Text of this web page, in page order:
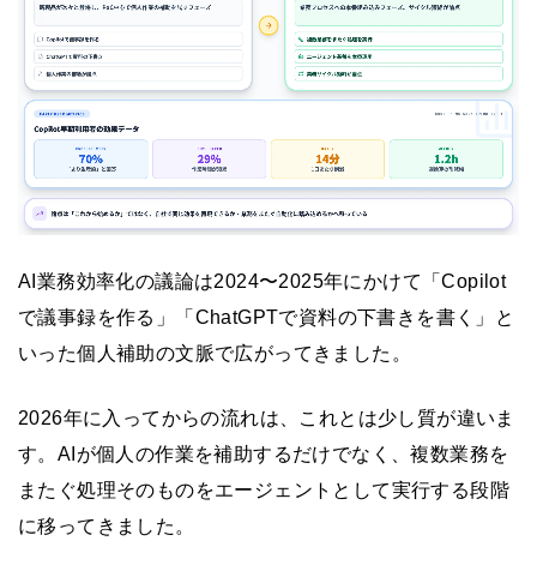
AI業務効率化の議論は2024〜2025年にかけて「Copilot
で議事録を作る」「ChatGPTで資料の下書きを書く」と
いった個人補助の文脈で広がってきました。
2026年に入ってからの流れは、これとは少し質が違いま
す。AIが個人の作業を補助するだけでなく、複数業務を
またぐ処理そのものをエージェントとして実行する段階
に移ってきました。